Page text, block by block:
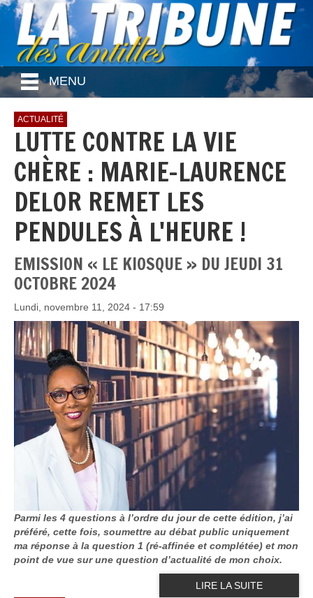
MENU
ACTUALITÉ
LUTTE CONTRE LA VIE
CHÈRE : MARIE-LAURENCE
DELOR REMET LES
PENDULES À L'HEURE !
EMISSION « LE KIOSQUE » DU JEUDI 31
OCTOBRE 2024
Lundi, novembre 11, 2024 - 17:59
Parmi les 4 questions à l’ordre du jour de cette édition, j’ai
préféré, cette fois, soumettre au débat public uniquement
ma réponse à la question 1 (ré-affinée et complétée) et mon
point de vue sur une question d’actualité de mon choix.
LIRE LA SUITE